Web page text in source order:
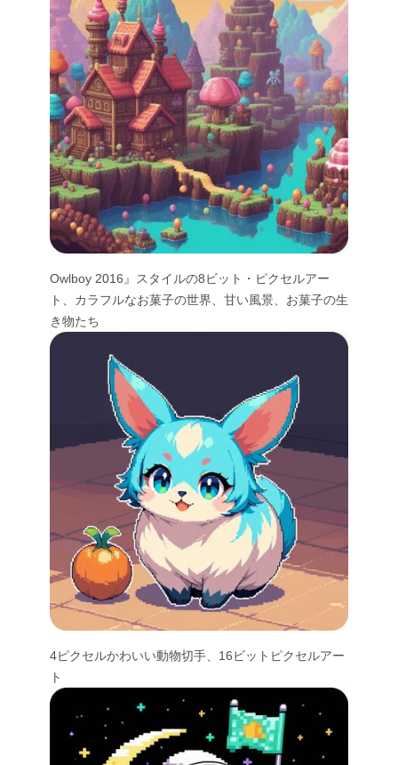
Owlboy 2016』スタイルの8ビット・ピクセルアー
ト、カラフルなお菓子の世界、甘い風景、お菓子の生
き物たち
4ピクセルかわいい動物切手、16ビットピクセルアー
ト